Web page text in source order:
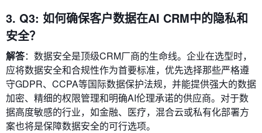
3. Q3: 如何确保客户数据在AI CRM中的隐私和
安全？
解答：数据安全是顶级CRM厂商的生命线。企业在选型时，
应将数据安全和合规性作为首要标准，优先选择那些严格遵
守GDPR、CCPA等国际数据保护法规，并能提供强大的数据
加密、精细的权限管理和明确AI伦理承诺的供应商。对于数
据高度敏感的行业，如金融、医疗，混合云或私有化部署方
案也将是保障数据安全的可行选项。